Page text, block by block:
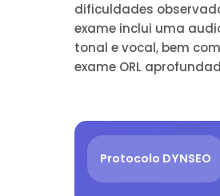
dificuldades
exame inclui uma
tonal e vocal, bem
exame ORL
Protocolo DYNSEO